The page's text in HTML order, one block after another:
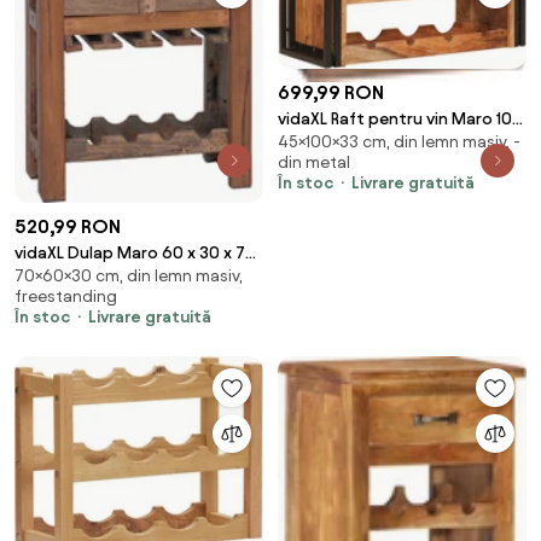
520,99 RON
vidaXL Dulap Maro 60 x 30 x 70
cm Lemn recuperat masiv
70×60×30 cm, din lemn masiv,
freestanding
În stoc
Livrare gratuită
699,99 RON
vidaXL Raft pentru vin Maro 100
x 45 x 33 cm Lemn Solid de
Acacia
45×100×33 cm, din lemn masiv, -
din metal
În stoc
Livrare gratuită